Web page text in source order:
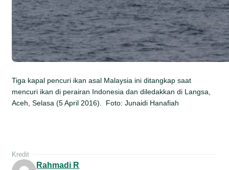
Tiga kapal pencuri ikan asal Malaysia ini ditangkap saat
mencuri ikan di perairan Indonesia dan diledakkan di Langsa,
Aceh, Selasa (5 April 2016). Foto: Junaidi Hanafiah
Kredit
Rahmadi R